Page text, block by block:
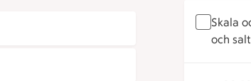
Skala
och